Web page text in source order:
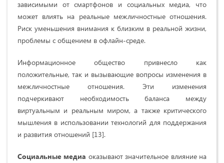
зависимыми от смартфонов и социальных медиа, что
может влиять на реальные межличностные отношения.
Риск уменьшения внимания к близким в реальной жизни,
проблемы с общением в офлайн-среде.
Информационное общество привнесло как
положительные, так и вызывающие вопросы изменения в
межличностные отношения. Эти изменения
подчеркивают необходимость баланса между
виртуальным и реальным миром, а также критического
мышления в использовании технологий для поддержания
и развития отношений [13].
Социальные медиа оказывают значительное влияние на